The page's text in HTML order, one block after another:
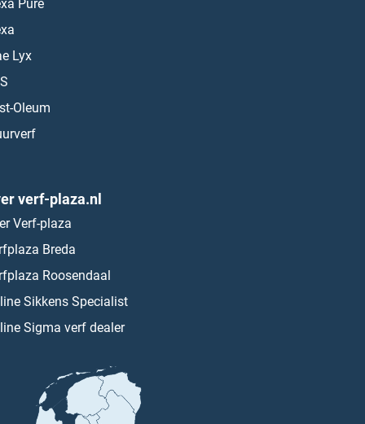
Pure
Lyx
Oleum
verf-plaza.nl
Verf-plaza
Breda
Roosendaal
Sikkens Specialist
Sigma verf dealer